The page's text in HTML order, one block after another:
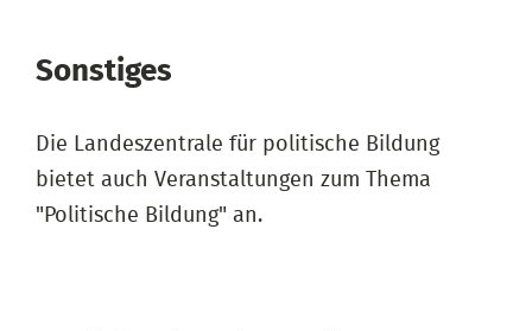
Sonstiges
Die Landeszentrale für politische Bildung
bietet auch Veranstaltungen zum Thema
"Politische Bildung" an.